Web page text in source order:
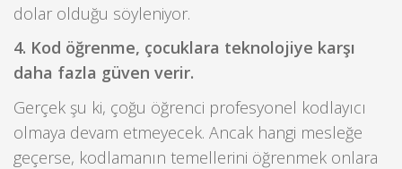
dolar olduğu söyleniyor.
4. Kod öğrenme, çocuklara teknolojiye karşı
daha fazla güven verir.
Gerçek şu ki, çoğu öğrenci profesyonel kodlayıcı
olmaya devam etmeyecek. Ancak hangi mesleğe
geçerse, kodlamanın temellerini öğrenmek onlara